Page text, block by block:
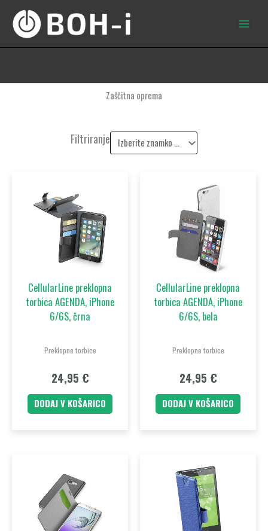
content
Zaščitna oprema
Filtriranje
CellularLine preklopna
torbica AGENDA, iPhone
6/6S, črna
Preklopne torbice
24,95 €
DODAJ V KOŠARICO
CellularLine preklopna
torbica AGENDA, iPhone
6/6S, bela
Preklopne torbice
24,95 €
DODAJ V KOŠARICO